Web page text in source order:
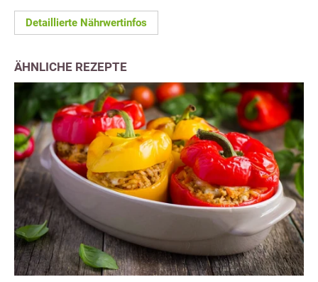
Detaillierte Nährwertinfos
ÄHNLICHE REZEPTE